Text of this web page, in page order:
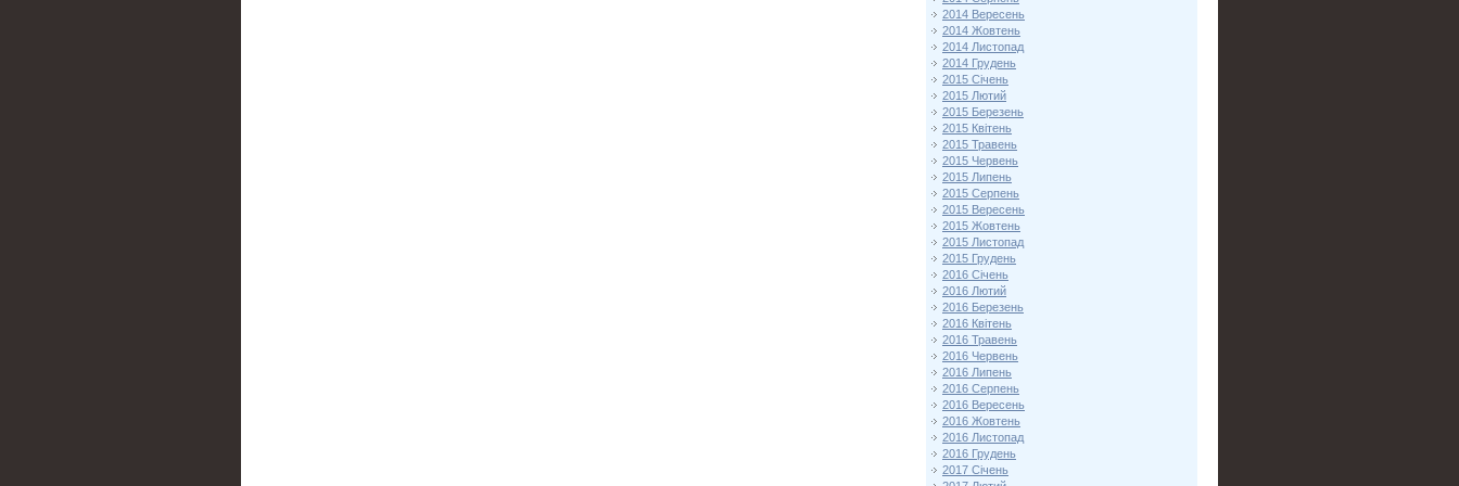
2014 Вересень
2014 Жовтень
2014 Листопад
2014 Грудень
2015 Січень
2015 Лютий
2015 Березень
2015 Квітень
2015 Травень
2015 Червень
2015 Липень
2015 Серпень
2015 Вересень
2015 Жовтень
2015 Листопад
2015 Грудень
2016 Січень
2016 Лютий
2016 Березень
2016 Квітень
2016 Травень
2016 Червень
2016 Липень
2016 Серпень
2016 Вересень
2016 Жовтень
2016 Листопад
2016 Грудень
2017 Січень